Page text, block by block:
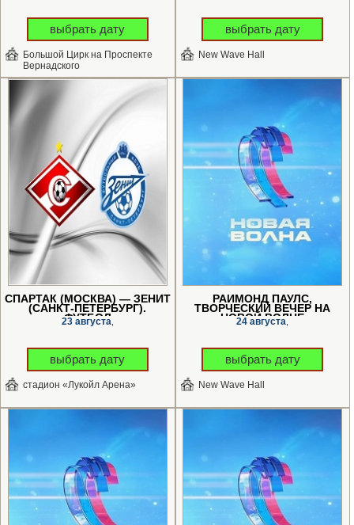
выбрать дату
Большой Цирк на Проспекте
Вернадского
выбрать дату
New Wave Hall
СПАРТАК (МОСКВА) — ЗЕНИТ
(САНКТ-ПЕТЕРБУРГ).
ФУТБОЛ
23 августа
выбрать дату
стадион «Лукойл Арена»
РАЙМОНД ПАУЛС,
ТВОРЧЕСКИЙ ВЕЧЕР НА
«НОВОЙ ВОЛНЕ»
24 августа
выбрать дату
New Wave Hall